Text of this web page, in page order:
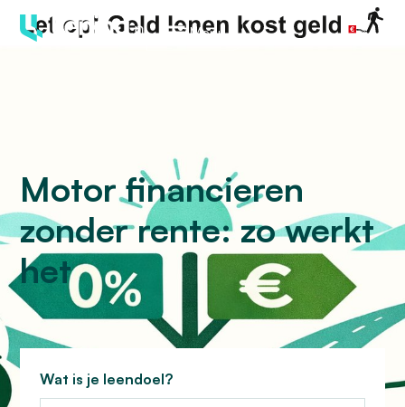
Menu
Motor financieren
zonder rente: zo werkt
het
Wat is je leendoel?